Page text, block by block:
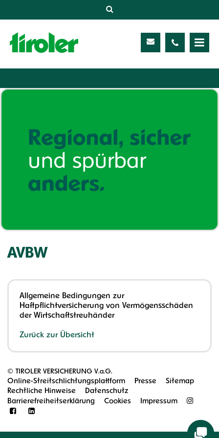
Service
Meine TIROLER
Karriere
AVBW
Allgemeine Bedingungen zur
Haftpflichtversicherung von Vermögensschäden
der Wirtschaftstreuhänder
Zurück zur Übersicht
© TIROLER VERSICHERUNG V.a.G.
Online-Streitschlichtungsplattform
Presse
Sitemap
Rechtliche Hinweise
Datenschutz
Barrierefreiheitserklärung
Cookies Impressum